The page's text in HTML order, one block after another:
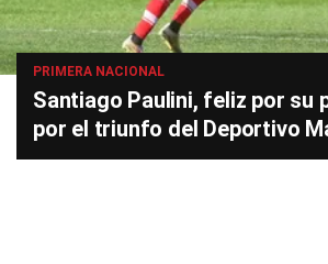
PRIMERA NACIONAL
Santiago Paulini, feliz por su
por el triunfo del Deportivo